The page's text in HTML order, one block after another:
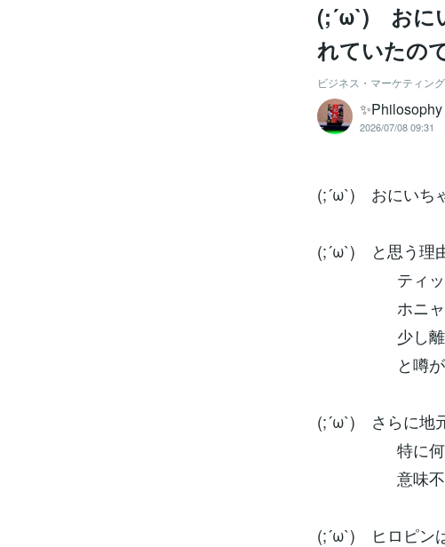
(;´ω`) おに
れていたの
ビジネス・マーケティング
2026/07/08 09:31
(;´ω`) おにいち
(;´ω`) と思う理
ティッシュ
ホニャララ
少し離れた
と噂が流
(;´ω`) さらに地
特に何もさ
意味不明に
(;´ω`) ヒロピン